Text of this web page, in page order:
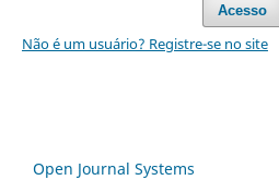
Acesso
Não é um usuário? Registre-se no site
Open Journal Systems